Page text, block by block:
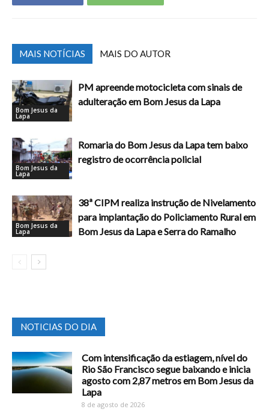
MAIS NOTÍCIAS MAIS DO AUTOR
Bom Jesus da
Lapa
PM apreende motocicleta com sinais de
adulteração em Bom Jesus da Lapa
Bom Jesus da
Lapa
Romaria do Bom Jesus da Lapa tem baixo
registro de ocorrência policial
Bom Jesus da
Lapa
38ª CIPM realiza instrução de Nivelamento
para implantação do Policiamento Rural em
Bom Jesus da Lapa e Serra do Ramalho
NOTICIAS DO DIA
Com intensificação da estiagem, nível do
Rio São Francisco segue baixando e inicia
agosto com 2,87 metros em Bom Jesus da
Lapa
8 de agosto de 2026